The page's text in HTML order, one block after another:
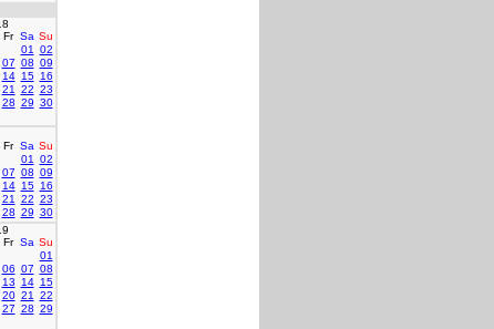
Fr Sa Su
01
02
07 08 09
14 15 16
21 22 23
28 29 30
Fr Sa Su
01
02
07 08 09
14 15 16
21 22 23
28 29 30
Fr Sa Su
01
06 07 08
13 14 15
20 21
22
27 28 29